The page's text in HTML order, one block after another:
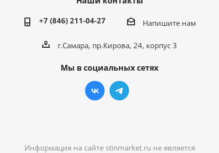
+7 (846) 211-04-27 Напишите нам
г.Самара, пр.Кирова, 24, корпус 3
Мы в социальных сетях
Информация на сайте stinmarket.ru не является